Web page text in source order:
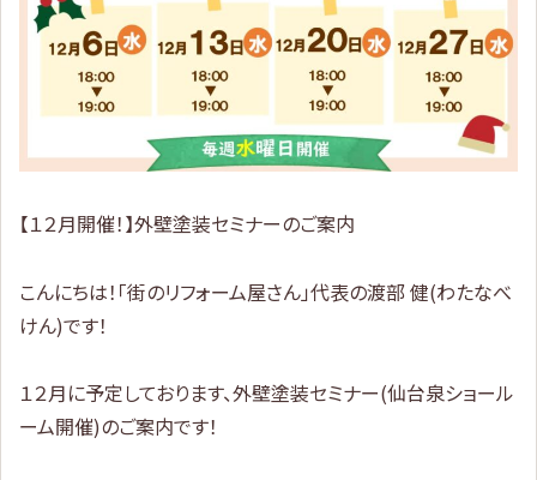
【１２月開催！】外壁塗装セミナーのご案内
こんにちは！「街のリフォーム屋さん」代表の渡部 健(わたなべ
けん)です！
１２月に予定しております、外壁塗装セミナー(仙台泉ショール
ーム開催)のご案内です！